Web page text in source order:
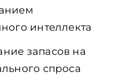
интеллекта
запасов на
спроса